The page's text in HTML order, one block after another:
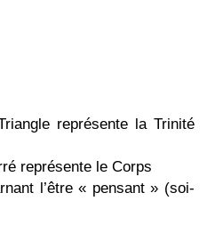
représente la Trinité
représente le Corps
l’être « pensant » (soi-